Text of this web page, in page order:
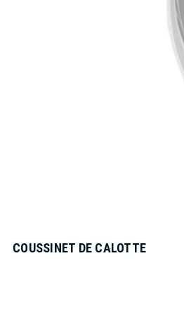
COUSSINET DE CALOTTE